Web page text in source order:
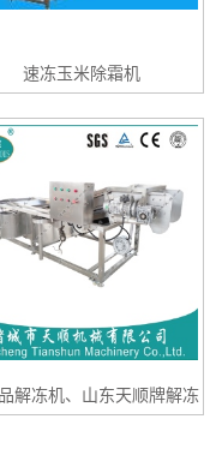
速冻玉米除霜机
解冻机、山东天顺牌解冻